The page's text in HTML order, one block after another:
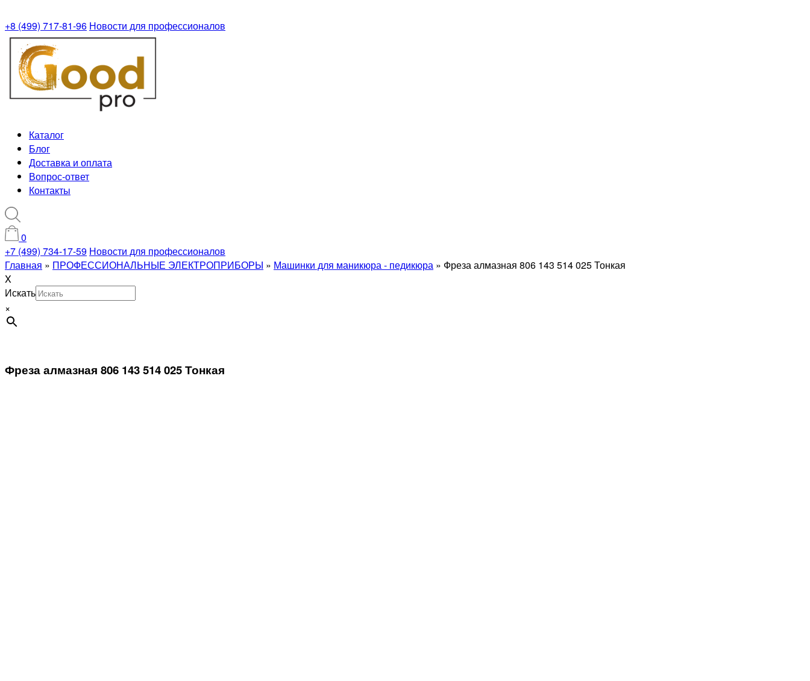
+8 (499) 717-81-96 Новости для профессионалов
Каталог
Блог
Доставка и оплата
Вопрос-ответ
Контакты
0
+7 (499) 734-17-59 Новости для профессионалов
Главная » ПРОФЕССИОНАЛЬНЫЕ ЭЛЕКТРОПРИБОРЫ » Машинки для маникюра - педикюра » Фреза алмазная 806 143 514 025 Тонкая
X
Искать
×
Фреза алмазная 806 143 514 025 Тонкая